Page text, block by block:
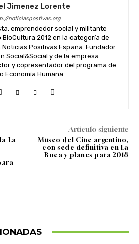
Jimenez Lorente
noticiaspostivas.org
emprendedor social y militante
2012 en la categoría de
Positivas España. Fundador
Social&Social y de la empresa
y copresentador del programa de
Economía Humana.
La
Artículo siguiente
Museo del Cine argentino,
con sede definitiva en La
Boca y planes para 2018